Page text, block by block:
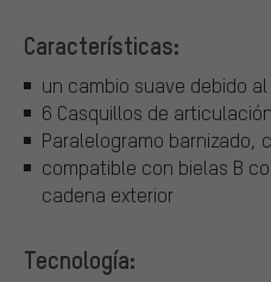
Características:
un cambio suave debido
6 Casquillos de articulación
Paralelogramo barnizado,
compatible con bielas B
cadena exterior
Tecnología: